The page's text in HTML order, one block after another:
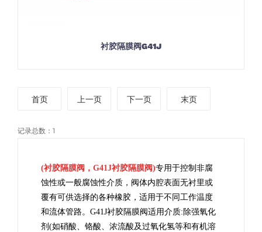
衬胶隔膜阀G41J
首页 上一页 下一页 末页
记录总数：1
(衬胶隔膜阀，G41J衬胶隔膜阀)专用于控制非腐
蚀性或一般腐蚀性介质，阀体内腔表面无衬里或
覆有可供选择的各种橡胶，适用于不同工作温度
和流体管路。 G41J衬胶隔膜阀适用介质: 除强氧化
剂(如硝酸、铬酸、浓流酸及过氧化氢等和有机溶